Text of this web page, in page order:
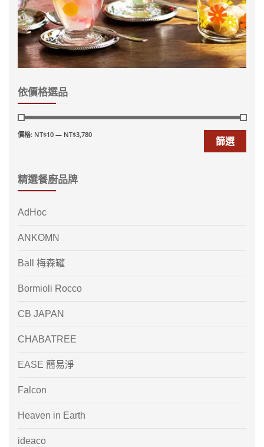
依價格選品
篩選
價格: NT$10 — NT$3,780
精選餐廚品牌
AdHoc
ANKOMN
Ball 梅森罐
Bormioli Rocco
CB JAPAN
CHABATREE
EASE 簡易淨
Falcon
Heaven in Earth
ideaco